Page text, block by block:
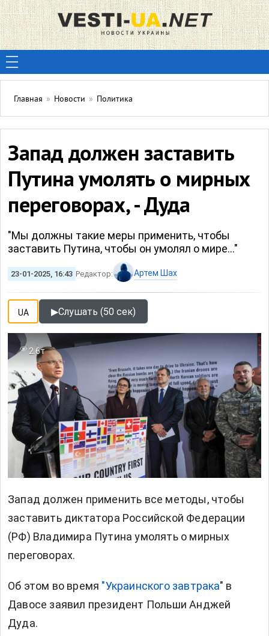
Главная » Новости » Политика
Запад должен заставить
Путина умолять о мирных
переговорах, - Дуда
"Мы должны такие меры применить, чтобы
заставить Путина, чтобы он умолял о мире..."
23-01-2025, 16:43 Редактор: Артем Шах
UA ▶Слушать (50 сек)
2.6т
Запад должен применить все методы, чтобы
заставить диктатора Российской Федерации
(РФ) Владимира Путина умолять о мирных
переговорах.
Об этом во время "Украинского завтрака" в
Давосе заявил президент Польши Анджей
Дуда.